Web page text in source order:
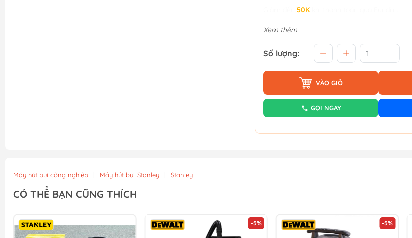
50K
Xem thêm
Số lượng:
VÀO GIỎ
GỌI NGAY
Máy hút bụi công nghiệp | Máy hút bụi Stanley | Stanley
CÓ THỂ BẠN CŨNG THÍCH
-5% -5%